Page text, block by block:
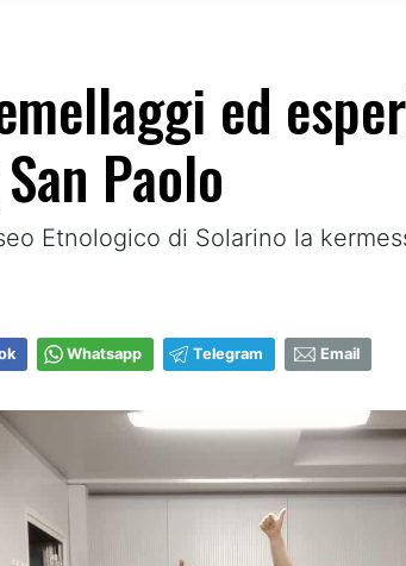
ed
Paolo
Etnologico di Solarino la
Whatsapp Telegram Email